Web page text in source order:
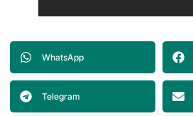
WhatsApp
Telegram